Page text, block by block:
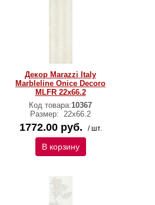
Декор Marazzi Italy
Marbleline Onice Decoro
MLFR 22х66.2
Код товара:10367
Размер: 22х66.2
1772.00 руб. / шт.
В корзину